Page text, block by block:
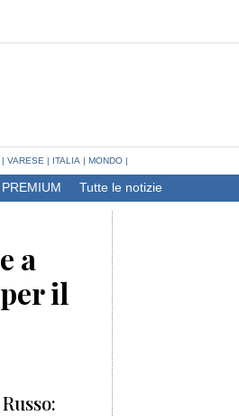
| VARESE | ITALIA | MONDO |
PREMIUM Tutte le notizie
a
il